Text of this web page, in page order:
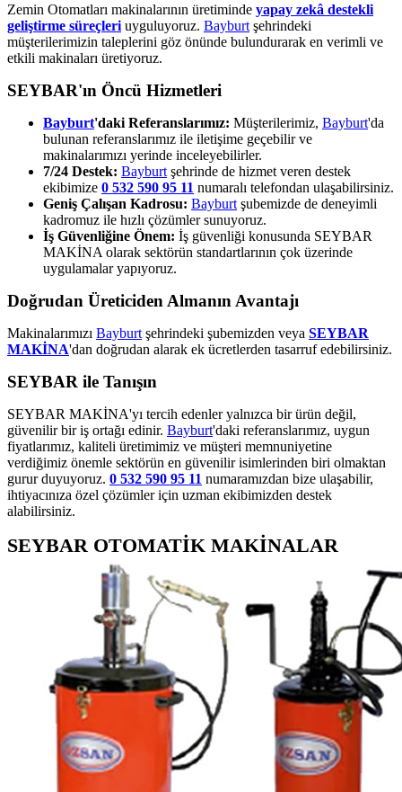
Zemin Otomatları makinalarının üretiminde yapay zekâ destekli
geliştirme süreçleri uyguluyoruz. Bayburt şehrindeki
müşterilerimizin taleplerini göz önünde bulundurarak en verimli ve
etkili makinaları üretiyoruz.
SEYBAR'ın Öncü Hizmetleri
Bayburt'daki Referanslarımız: Müşterilerimiz, Bayburt'da
bulunan referanslarımız ile iletişime geçebilir ve
makinalarımızı yerinde inceleyebilirler.
7/24 Destek: Bayburt şehrinde de hizmet veren destek
ekibimize 0 532 590 95 11 numaralı telefondan ulaşabilirsiniz.
Geniş Çalışan Kadrosu: Bayburt şubemizde de deneyimli
kadromuz ile hızlı çözümler sunuyoruz.
İş Güvenliğine Önem: İş güvenliği konusunda SEYBAR
MAKİNA olarak sektörün standartlarının çok üzerinde
uygulamalar yapıyoruz.
Doğrudan Üreticiden Almanın Avantajı
Makinalarımızı Bayburt şehrindeki şubemizden veya SEYBAR
MAKİNA'dan doğrudan alarak ek ücretlerden tasarruf edebilirsiniz.
SEYBAR ile Tanışın
SEYBAR MAKİNA'yı tercih edenler yalnızca bir ürün değil,
güvenilir bir iş ortağı edinir. Bayburt'daki referanslarımız, uygun
fiyatlarımız, kaliteli üretimimiz ve müşteri memnuniyetine
verdiğimiz önemle sektörün en güvenilir isimlerinden biri olmaktan
gurur duyuyoruz. 0 532 590 95 11 numaramızdan bize ulaşabilir,
ihtiyacınıza özel çözümler için uzman ekibimizden destek
alabilirsiniz.
SEYBAR OTOMATİK MAKİNALAR